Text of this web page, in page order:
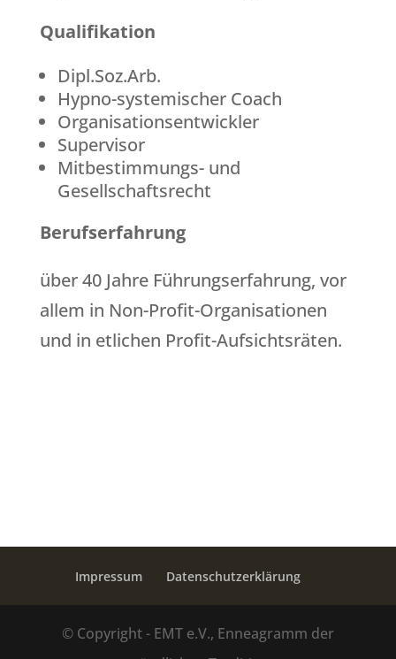
Qualifikation
Dipl.Soz.Arb.
Hypno-systemischer Coach
Organisationsentwickler
Supervisor
Mitbestimmungs- und
Gesellschaftsrecht
Berufserfahrung
über 40 Jahre Führungserfahrung, vor
allem in Non-Profit-Organisationen
und in etlichen Profit-Aufsichtsräten.
Impressum Datenschutzerklärung
© Copyright - EMT e.V., Enneagramm der